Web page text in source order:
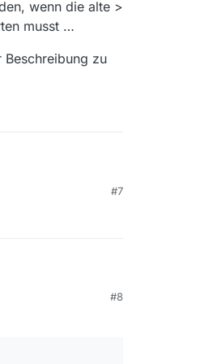
wenn die alte >
musst …
zu
eine Stunde
musst …
#7
#8